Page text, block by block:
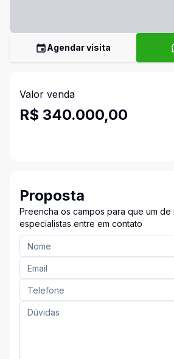
Agendar visita
Valor venda
R$ 340.000,00
Proposta
Preencha os campos para que um de
especialistas entre em contato